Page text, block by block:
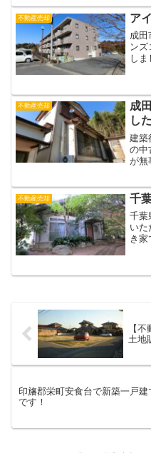
した
の
不動産売却 ア
成田
ンズ
し
ー
不動産売却
成
した
建築
の中
が無
ル・
い
不動産売却 千
千葉
いた
き家
【
土地
印旛郡栄町安食台で新築一戸建
です！